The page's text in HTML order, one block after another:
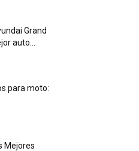
Grand
auto...
para moto:
Mejores